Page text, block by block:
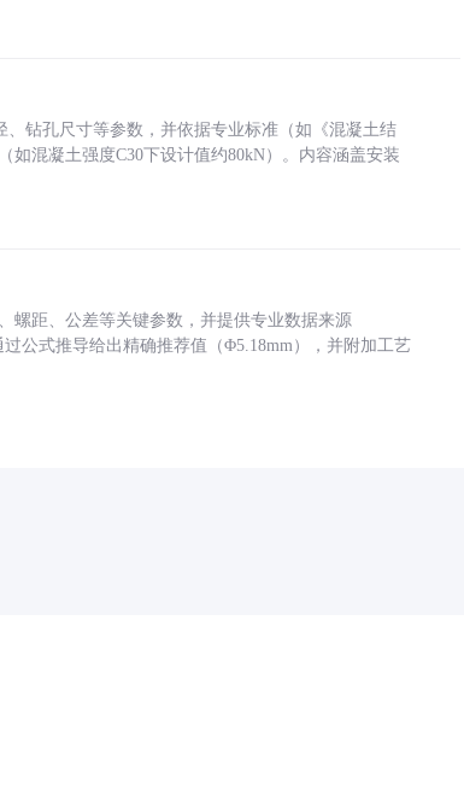
钻孔尺寸等参数，并依据专业标准（如《混凝土结
如混凝土强度C30下设计值约80kN）。内容涵盖安装
螺距、公差等关键参数，并提供专业数据来源
公式推导给出精确推荐值（Φ5.18mm），并附加工艺